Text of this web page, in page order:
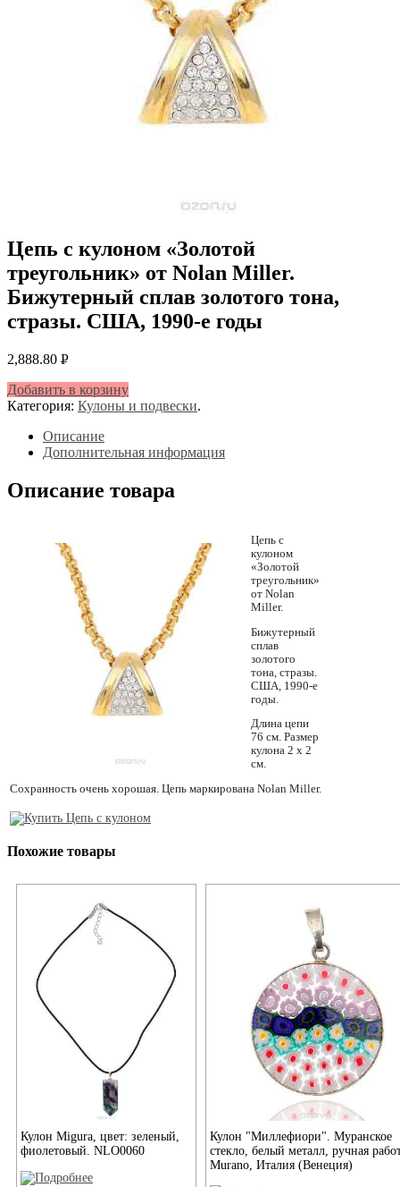
Цепь с кулоном «Золотой
треугольник» от Nolan Miller.
Бижутерный сплав золотого тона,
стразы. США, 1990-е годы
2,888.80 Р
Добавить в корзину
Категория: Кулоны и подвески.
Описание
Дополнительная информация
Описание товара
Цепь с
кулоном
«Золотой
треугольник»
от Nolan
Miller.
Бижутерный
сплав
золотого
тона, стразы.
США, 1990-е
годы.
Длина цепи
76 см. Размер
кулона 2 х 2
см.
Сохранность очень хорошая. Цепь маркирована Nolan Miller.
Похожие товары
Кулон Migura, цвет: зеленый,
фиолетовый. NLO0060
Кулон "Миллефиори". Муранское
стекло, белый металл, ручная
Murano, Италия (Венеция)